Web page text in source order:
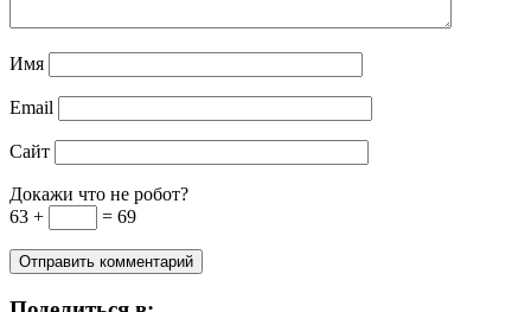
Имя
Email
Сайт
Докажи что не робот?
63 +
= 69